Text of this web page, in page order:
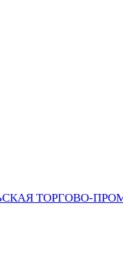
ТОРГОВО-